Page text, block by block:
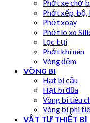
Phớt xe chở
Phớt xếp, bộ,
Phớt xoay
Phớt lò xo
Lọc bụi
Phớt khí nén
Vòng đệm
VÒNG BI
Hạt bi cầu
Hạt bi đũa
Vòng bi tiêu
Vòng bi phi
VẬT TƯ THIẾT BỊ